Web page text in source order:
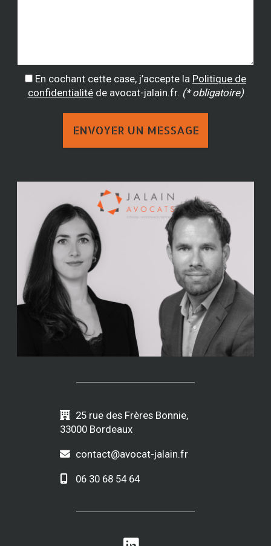
En cochant cette case, j’accepte la Politique de
confidentialitéde avocat-jalain.fr. (* obligatoire)
25 rue des Frères Bonnie,
33000 Bordeaux
contact@avocat-jalain.fr
06 30 68 54 64